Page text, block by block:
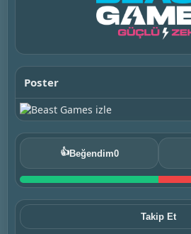
Poster
👍Beğendim0
Takip Et